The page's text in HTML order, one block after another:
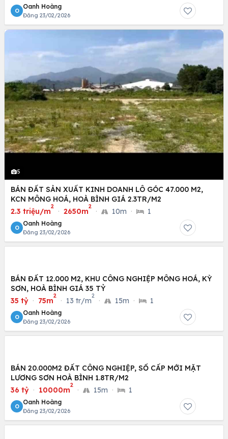
O
Oanh Hoàng
Đăng 23/02/2026
5
BÁN ĐẤT SẢN XUẤT KINH DOANH LÔ GÓC 47.000 M2,
KCN MÔNG HOÁ, HOÀ BÌNH GIÁ 2.3TR/M2
2.3 triệu/m
2
· 2650m
2
· 10m · 1
O
Oanh Hoàng
Đăng 23/02/2026
BÁN ĐẤT 12.000 M2, KHU CÔNG NGHIỆP MÔNG HOÁ, KỲ
SƠN, HOÀ BÌNH GIÁ 35 TỶ
35 tỷ · 75m
2
· 13 tr/m
2
· 15m · 1
O
Oanh Hoàng
Đăng 23/02/2026
BÁN 20.000M2 ĐẤT CÔNG NGHIỆP, SỔ CẤP MỚI MẶT
LƯƠNG SƠN HOÀ BÌNH 1.8TR/M2
36 tỷ · 10000m
2
· 15m · 1
O
Oanh Hoàng
Đăng 23/02/2026